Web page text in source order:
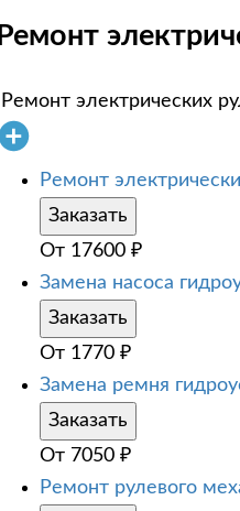
Ремонт
Ремонт электрических
Ремонт
Заказать
От 17600 ₽
Замена насоса
Заказать
От 1770 ₽
Замена ремня
Заказать
От 7050 ₽
Ремонт рулевого